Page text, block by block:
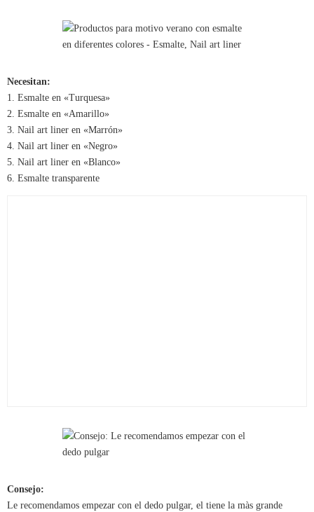
Necesitan:
1. Esmalte en «Turquesa»
2. Esmalte en «Amarillo»
3. Nail art liner en «Marrón»
4. Nail art liner en «Negro»
5. Nail art liner en «Blanco»
6. Esmalte transparente
Consejo:
Le recomendamos empezar con el dedo pulgar, el tiene la màs grande